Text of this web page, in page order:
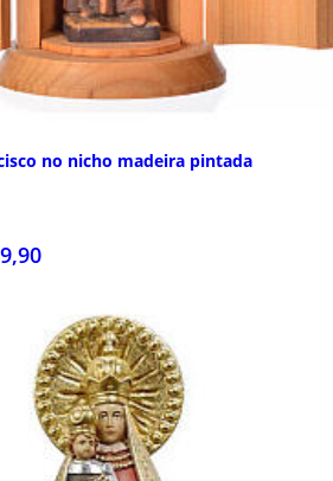
no nicho madeira pintada